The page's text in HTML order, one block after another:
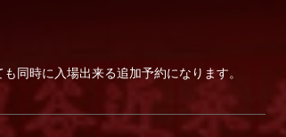
同時に入場出来る追加予約になります。